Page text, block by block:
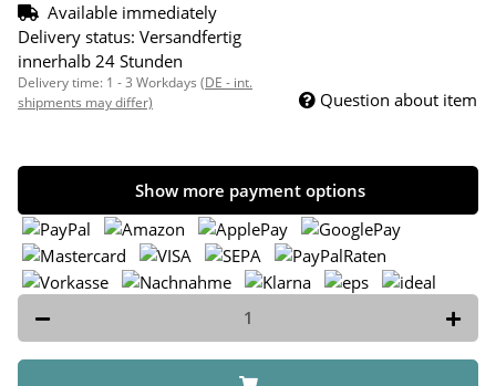
Available immediately
Delivery status: Versandfertig
innerhalb 24 Stunden
Delivery time: 1 - 3 Workdays (DE - int.
shipments may differ)
Question about item
Show more payment options